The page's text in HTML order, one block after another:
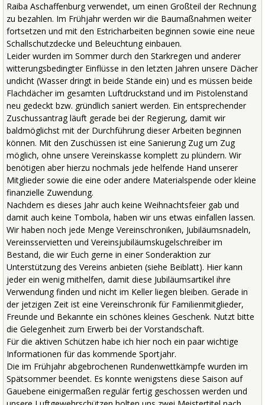
Raiba Aschaffenburg verwendet, um einen Großteil der Rechnung
zu bezahlen. Im Frühjahr werden wir die Baumaßnahmen weiter
fortsetzen und mit den Estricharbeiten beginnen sowie eine neue
Schallschutzdecke und Beleuchtung einbauen.
Leider wurden im Sommer durch den Starkregen und anderer
witterungsbedingter Einflüsse in den letzten Jahren unsere Dächer
undicht (Wasser dringt in beide Stände ein) und es müssen beide
Flachdächer im gesamten Luftdruckstand und im Pistolenstand
neu gedeckt bzw. gründlich saniert werden. Ein entsprechender
Zuschussantrag läuft gerade bei der Regierung, damit wir
baldmöglichst mit der Durchführung dieser Arbeiten beginnen
können. Mit den Zuschüssen ist eine Sanierung Zug um Zug
möglich, ohne unsere Vereinskasse komplett zu plündern. Wir
benötigen aber hierzu nochmals jede helfende Hand unserer
Mitglieder sowie die eine oder andere Materialspende oder kleine
finanzielle Zuwendung.
Nachdem es dieses Jahr auch keine Weihnachtsfeier gab und
damit auch keine Tombola, haben wir uns etwas einfallen lassen.
Wir haben noch jede Menge Vereinschroniken, Jubiläumsnadeln,
Vereinsservietten und Vereinsjubiläumskugelschreiber im
Bestand, die wir Euch gerne in einer Sonderaktion zur
Unterstützung des Vereins anbieten (siehe Beiblatt). Hier kann
jeder ein wenig mithelfen, damit diese Jubiläumsartikel ihre
Verwendung finden und nicht im Keller liegen bleiben. Gerade in
der jetzigen Zeit ist eine Vereinschronik für Familienmitglieder,
Freunde und Bekannte ein schönes kleines Geschenk. Nutzt bitte
die Gelegenheit zum Erwerb bei der Vorstandschaft.
Für die aktiven Schützen habe ich hier noch ein paar wichtige
Informationen für das kommende Sportjahr.
Die im Frühjahr abgebrochenen Rundenwettkämpfe wurden im
Spätsommer beendet. Es konnte wenigstens diese Saison auf
Gauebene einigermaßen regulär fertig geschossen werden und